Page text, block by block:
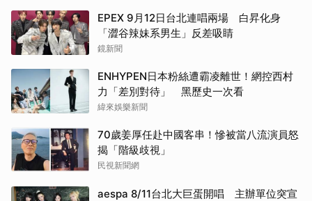
EPEX 9月12日台北連唱兩場 白昇化身
「澀谷辣妹系男生」反差吸睛
鏡新聞
ENHYPEN日本粉絲遭霸凌離世！網控西村
力「差別對待」 黑歷史一次看
緯來娛樂新聞
70歲姜厚任赴中國客串！慘被當八流演員怒
揭「階級歧視」
民視新聞網
aespa 8/11台北大巨蛋開唱 主辦單位突宣